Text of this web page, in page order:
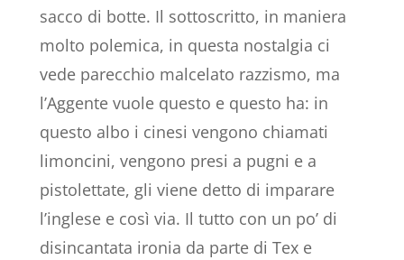
sacco di botte. Il sottoscritto, in maniera
molto polemica, in questa nostalgia ci
vede parecchio malcelato razzismo, ma
l’Aggente vuole questo e questo ha: in
questo albo i cinesi vengono chiamati
limoncini, vengono presi a pugni e a
pistolettate, gli viene detto di imparare
l’inglese e così via. Il tutto con un po’ di
disincantata ironia da parte di Tex e